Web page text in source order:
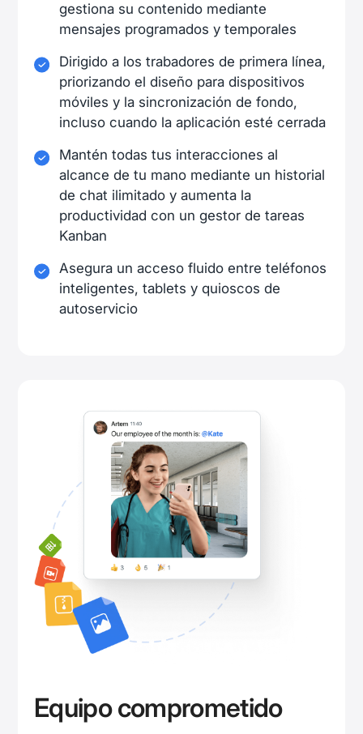
gestiona su contenido mediante
mensajes programados y temporales
Dirigido a los trabadores de primera línea,
priorizando el diseño para dispositivos
móviles y la sincronización de fondo,
incluso cuando la aplicación esté cerrada
Mantén todas tus interacciones al
alcance de tu mano mediante un historial
de chat ilimitado y aumenta la
productividad con un gestor de tareas
Kanban
Asegura un acceso fluido entre teléfonos
inteligentes, tablets y quioscos de
autoservicio
Equipo comprometido